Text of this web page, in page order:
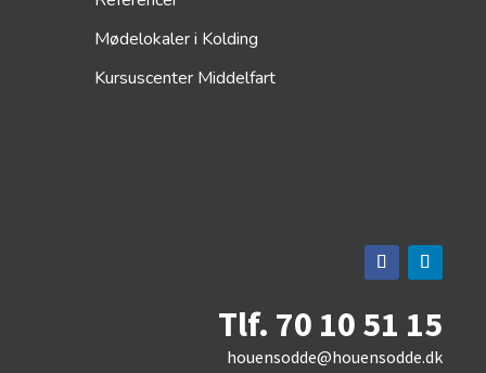
Mødelokaler i Kolding
Kursuscenter Middelfart
Tlf. 70 10 51 15
houensodde@houensodde.dk